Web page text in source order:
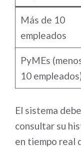
Más de 10
empleados
PyMEs
10
El sistema
consultar su
en tiempo real